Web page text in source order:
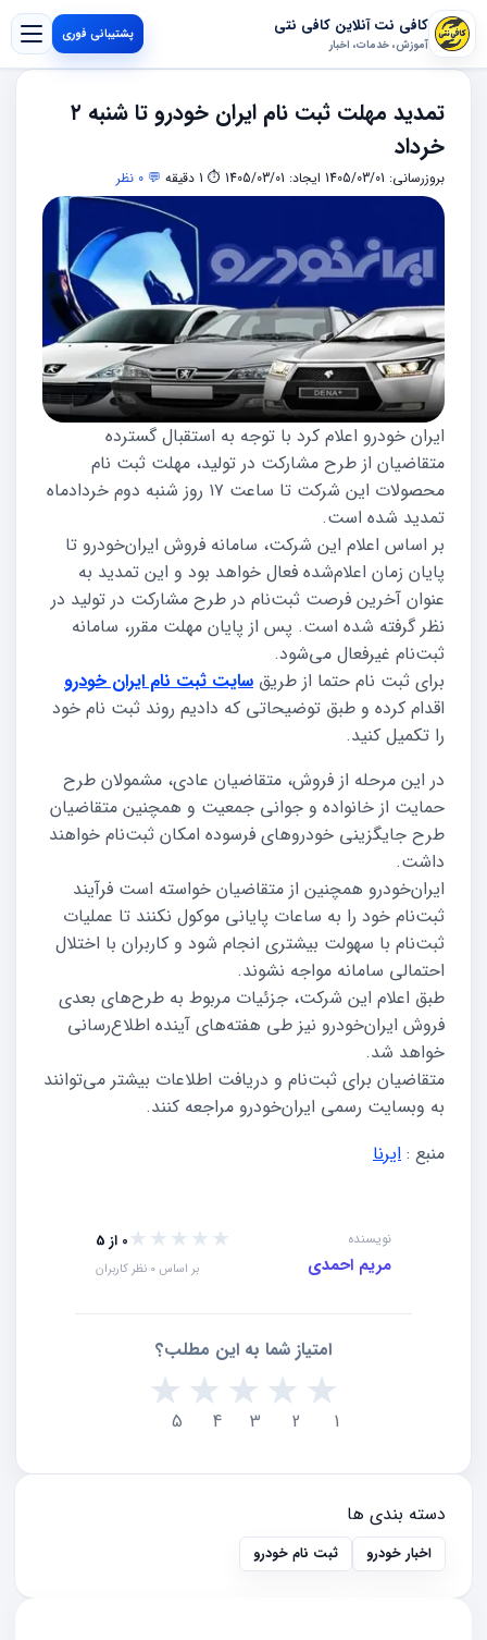
کافی نت آنلاین کافی نتی
آموزش، خدمات، اخبار
پشتیبانی فوری
تمدید مهلت ثبت‌ نام ایران خودرو تا شنبه ۲
خرداد
بروزرسانی: 1405/03/01 ایجاد: 1405/03/01 ⏱ 1 دقیقه 💬 0 نظر
ایران‌ خودرو اعلام کرد با توجه به استقبال گسترده
متقاضیان از طرح مشارکت در تولید، مهلت ثبت‌ نام
محصولات این شرکت تا ساعت ۱۷ روز شنبه دوم خردادماه
تمدید شده است.
بر اساس اعلام این شرکت، سامانه فروش ایران‌خودرو تا
پایان زمان اعلام‌شده فعال خواهد بود و این تمدید به
عنوان آخرین فرصت ثبت‌نام در طرح مشارکت در تولید در
نظر گرفته شده است. پس از پایان مهلت مقرر، سامانه
ثبت‌نام غیرفعال می‌شود.
برای ثبت نام حتما از طریق سایت ثبت نام ایران خودرو
اقدام کرده و طبق توضیحاتی که دادیم روند ثبت نام خود
را تکمیل کنید.
در این مرحله از فروش، متقاضیان عادی، مشمولان طرح
حمایت از خانواده و جوانی جمعیت و همچنین متقاضیان
طرح جایگزینی خودروهای فرسوده امکان ثبت‌نام خواهند
داشت.
ایران‌خودرو همچنین از متقاضیان خواسته است فرآیند
ثبت‌نام خود را به ساعات پایانی موکول نکنند تا عملیات
ثبت‌نام با سهولت بیشتری انجام شود و کاربران با اختلال
احتمالی سامانه مواجه نشوند.
طبق اعلام این شرکت، جزئیات مربوط به طرح‌های بعدی
فروش ایران‌خودرو نیز طی هفته‌های آینده اطلاع‌رسانی
خواهد شد.
متقاضیان برای ثبت‌نام و دریافت اطلاعات بیشتر می‌توانند
به وبسایت رسمی ایران‌خودرو مراجعه کنند.
منبع : ایرنا
نویسنده
مریم احمدی
★★★★★0 از 5
بر اساس 0 نظر کاربران
امتیاز شما به این مطلب؟
★1
★2
★
3
★4
★
5
دسته بندی ها
اخبار خودرو ثبت نام خودرو